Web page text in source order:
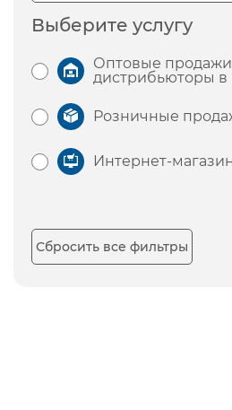
Выберите услугу
Оптовые
дистрибьюторы
Розничные
Интернет-
Сбросить все фильтры